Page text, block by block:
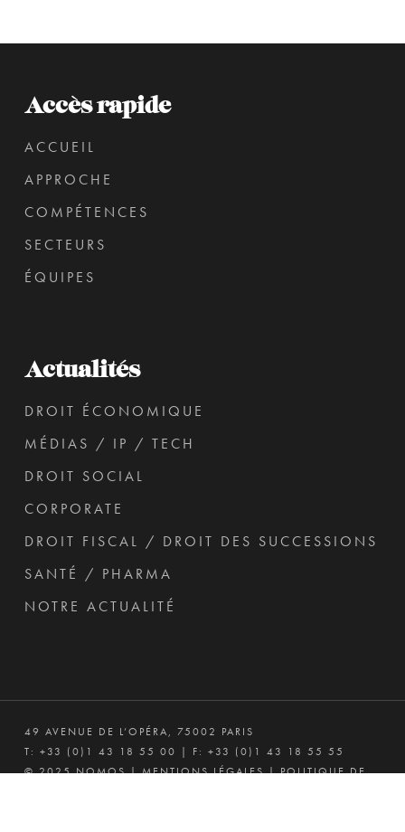
Accès rapide
ACCUEIL
APPROCHE
COMPÉTENCES
SECTEURS
ÉQUIPES
Actualités
DROIT ÉCONOMIQUE
MÉDIAS / IP / TECH
DROIT SOCIAL
CORPORATE
DROIT FISCAL / DROIT DES SUCCESSIONS
SANTÉ / PHARMA
NOTRE ACTUALITÉ
49 AVENUE DE L’OPÉRA, 75002 PARIS
T: +33 (0)1 43 18 55 00 | F: +33 (0)1 43 18 55 55
© 2025 NOMOS |MENTIONS LÉGALES|POLITIQUE DE